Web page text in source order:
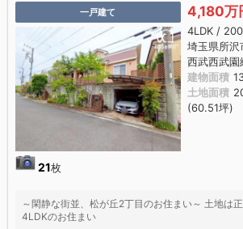
一戸建て
21枚
4,180万
4LDK /
埼玉県所沢
西武西武園
建物面積
土地面積
(60.51坪)
～閑静な街並、松が丘2丁目のお住まい～ 土地は
4LDKのお住まい